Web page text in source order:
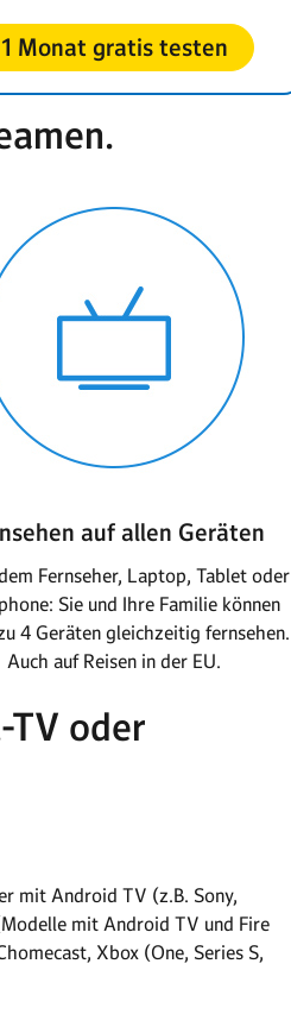
1 Monat gratis testen
auf allen Geräten
Fernseher, Laptop, Tablet oder
Sie und Ihre Familie können
4 Geräten gleichzeitig fernsehen.
Auch auf Reisen in der EU.
TV oder
mit Android TV (z.B. Sony,
mit Android TV und Fire
Xbox (One, Series S,